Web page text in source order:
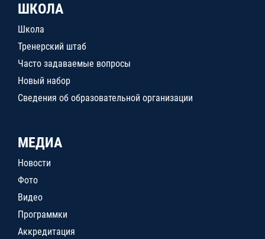
ШКОЛА
Школа
Тренерский штаб
Часто задаваемые вопросы
Новый набор
Сведения об образовательной организации
МЕДИА
Новости
Фото
Видео
Программки
Аккредитация